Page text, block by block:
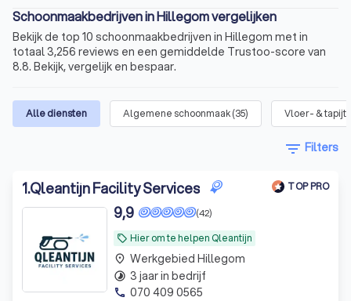
Schoonmaakbedrijven in Hillegom vergelijken
Bekijk de top 10 schoonmaakbedrijven in Hillegom met in
totaal 3,256 reviews en een gemiddelde Trustoo-score van
8.8. Bekijk, vergelijk en bespaar.
Alle diensten Algemene schoonmaak(35) Vloer- &
filter_list Filters
1.Qleantijn Facility Services TOP PRO
local_offer Hier om te helpen Qleantijn
(42)
9,9
place Werkgebied Hillegom
timelapse 3 jaar in bedrijf
phone 070 409 0565